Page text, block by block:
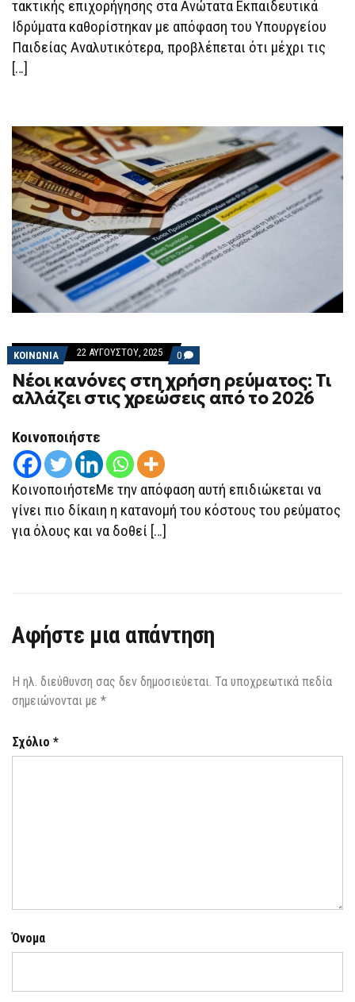
τακτικής επιχορήγησης στα Aνώτατα Εκπαιδευτικά
Ιδρύματα καθορίστηκαν με απόφαση του Υπουργείου
Παιδείας Αναλυτικότερα, προβλέπεται ότι μέχρι τις
[…]
ΚΟΙΝΩΝΙΑ 22 ΑΥΓΟΎΣΤΟΥ, 2025 0 COMMENTS
ON
ΝΈΟΙ
ΚΑΝΌΝΕΣ
ΣΤΗ
ΑΠΌ
ΤΟ
2026
Νέοι κανόνες στη χρήση ρεύματος: Τι
αλλάζει στις χρεώσεις από το 2026
Κοινοποιήστε
ΚοινοποιήστεΜε την απόφαση αυτή επιδιώκεται να
γίνει πιο δίκαιη η κατανομή του κόστους του ρεύματος
για όλους και να δοθεί […]
Αφήστε μια απάντηση
Η ηλ. διεύθυνση σας δεν δημοσιεύεται. Τα υποχρεωτικά πεδία
σημειώνονται με *
Σχόλιο *
Όνομα